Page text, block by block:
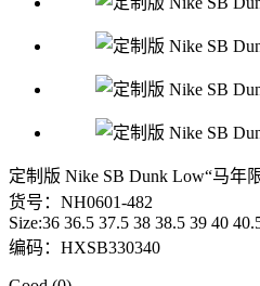
定制版 Nike SB Dunk Low“马
货号：NH0601-482
Size:36 36.5 37.5 38 38.5 39 40
编码：HXSB330340